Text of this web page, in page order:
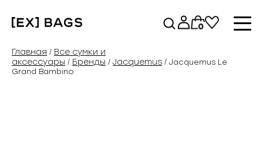
содержимому
0
Главная / Все сумки и
аксессуары / Бренды / Jacquemus / Jacquemus Le
Grand Bambino